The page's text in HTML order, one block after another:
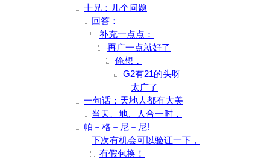
十兄：几个问题
回答：
补充一点点：
再广一点就好了
俺想，
G2有21的头呀
太广了
一句话：天地人都有大美
当天、地、人合一时，
帕－格－尼－尼!
下次有机会可以验证一下，
有假包换！